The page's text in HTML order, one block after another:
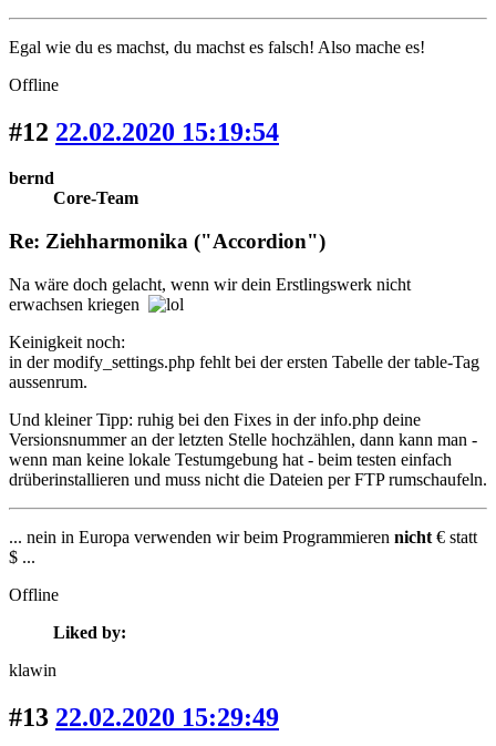
Egal wie du es machst, du machst es falsch! Also mache es!
Offline
#12 22.02.2020 15:19:54
bernd
Core-Team
Re: Ziehharmonika ("Accordion")
Na wäre doch gelacht, wenn wir dein Erstlingswerk nicht
erwachsen kriegen
Keinigkeit noch:
in der modify_settings.php fehlt bei der ersten Tabelle der table-Tag
aussenrum.
Und kleiner Tipp: ruhig bei den Fixes in der info.php deine
Versionsnummer an der letzten Stelle hochzählen, dann kann man -
wenn man keine lokale Testumgebung hat - beim testen einfach
drüberinstallieren und muss nicht die Dateien per FTP rumschaufeln.
... nein in Europa verwenden wir beim Programmieren nicht € statt
$ ...
Offline
Liked by:
klawin
#13 22.02.2020 15:29:49